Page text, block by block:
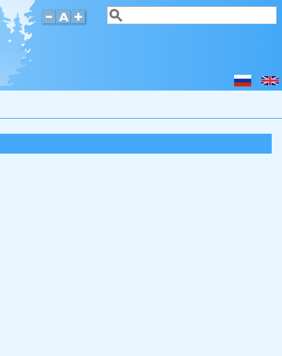
Search form
Search